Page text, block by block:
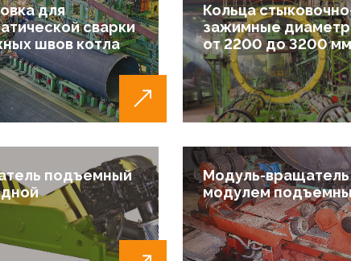
для
сварки
швов котла
Кольца
зажимные
от 2200 до 3200 мм
подъемный
Модуль-вращатель
модулем